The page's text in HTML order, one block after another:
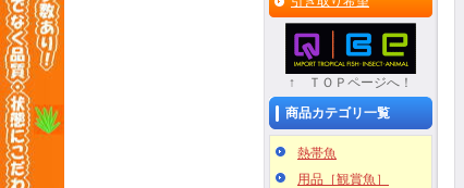
↑ ＴＯＰページへ！
商品カテゴリ一覧
熱帯魚
用品［観賞魚］